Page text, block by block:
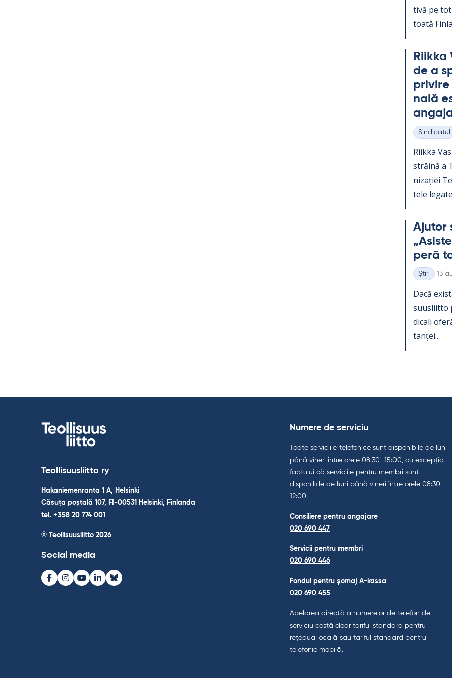
tivă pe
toată
Riikka
de a
nală
Categorii
Sindicatul
Riikka
străină a
nizației
tele
Aju­tor
peră
Categorii
Știri 13
Dacă
suus­liitto
dicali
tanței...
Teollisuusliitto ry
Hakaniemenranta 1 A, Helsinki
Căsuța poștală 107, FI-00531 Helsinki, Finlanda
tel. +358 20 774 001
© Teollisuusliitto 2026
Social media
Facebook
Instagram
Youtube
LinkedInBluesky
Numere de serviciu
Toate serviciile telefonice sunt disponibile de luni
până vineri între orele 08:30–15:00, cu excepția
faptului că serviciile pentru membri sunt
disponibile de luni până vineri între orele 08:30–
12:00.
Consiliere pentru angajare
020 690 447
Servicii pentru membri
020 690 446
Fondul pentru șomaj A-kassa
020 690 455
Apelarea directă a numerelor de telefon de
serviciu costă doar tariful standard pentru
rețeaua locală sau tariful standard pentru
telefonie mobilă.